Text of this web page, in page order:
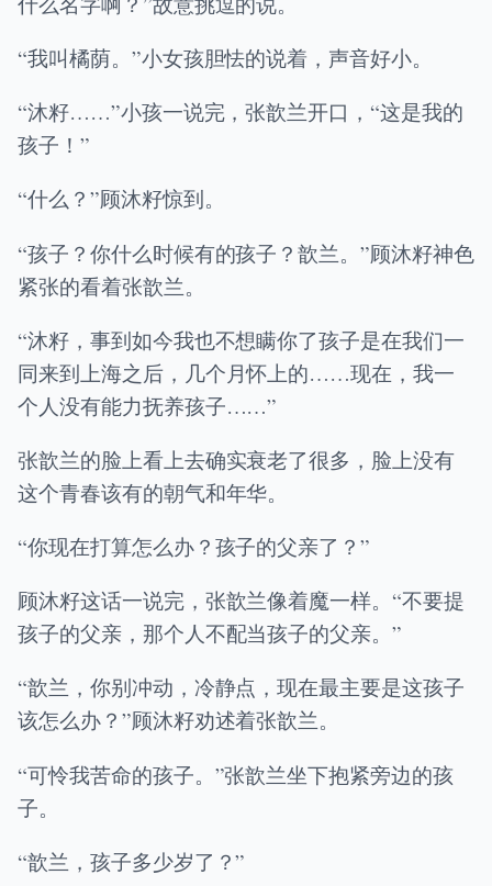
“我叫橘荫。”小女孩胆怯的说着，声音好小。
“沐籽……”小孩一说完，张歆兰开口，“这是我的
孩子！”
“什么？”顾沐籽惊到。
“孩子？你什么时候有的孩子？歆兰。”顾沐籽神色
紧张的看着张歆兰。
“沐籽，事到如今我也不想瞒你了孩子是在我们一
同来到上海之后，几个月怀上的……现在，我一
个人没有能力抚养孩子……”
张歆兰的脸上看上去确实衰老了很多，脸上没有
这个青春该有的朝气和年华。
“你现在打算怎么办？孩子的父亲了？”
顾沐籽这话一说完，张歆兰像着魔一样。“不要提
孩子的父亲，那个人不配当孩子的父亲。”
“歆兰，你别冲动，冷静点，现在最主要是这孩子
该怎么办？”顾沐籽劝述着张歆兰。
“可怜我苦命的孩子。”张歆兰坐下抱紧旁边的孩
子。
“歆兰，孩子多少岁了？”